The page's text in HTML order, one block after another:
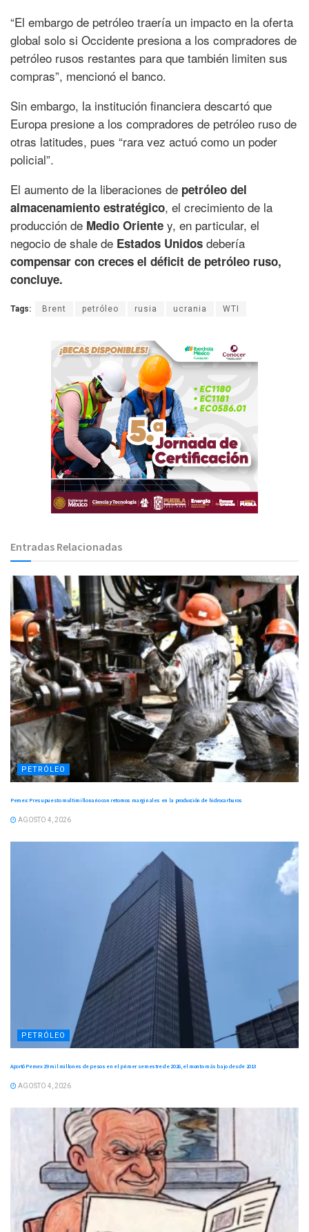
“El embargo de petróleo traería un impacto en la oferta
global solo si Occidente presiona a los compradores de
petróleo rusos restantes para que también limiten sus
compras”, mencionó el banco.
Sin embargo, la institución financiera descartó que
Europa presione a los compradores de petróleo ruso de
otras latitudes, pues “rara vez actuó como un poder
policial”.
El aumento de la liberaciones de petróleo del
almacenamiento estratégico, el crecimiento de la
producción de Medio Oriente y, en particular, el
negocio de shale de Estados Unidos debería
compensar con creces el déficit de petróleo ruso,
concluye.
Tags: Brent petróleo rusia ucrania WTI
Entradas Relacionadas
PETRÓLEO
Pemex: Presupuesto multimillonario con retornos marginales en la producción de hidrocarburos
AGOSTO 4, 2026
PETRÓLEO
Aportó Pemex 29 mil millones de pesos en el primer semestre de 2026, el monto más bajo desde 2013
AGOSTO 4, 2026